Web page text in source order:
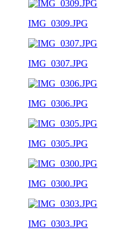
IMG_0309.JPG
IMG_0307.JPG
IMG_0306.JPG
IMG_0305.JPG
IMG_0300.JPG
IMG_0303.JPG